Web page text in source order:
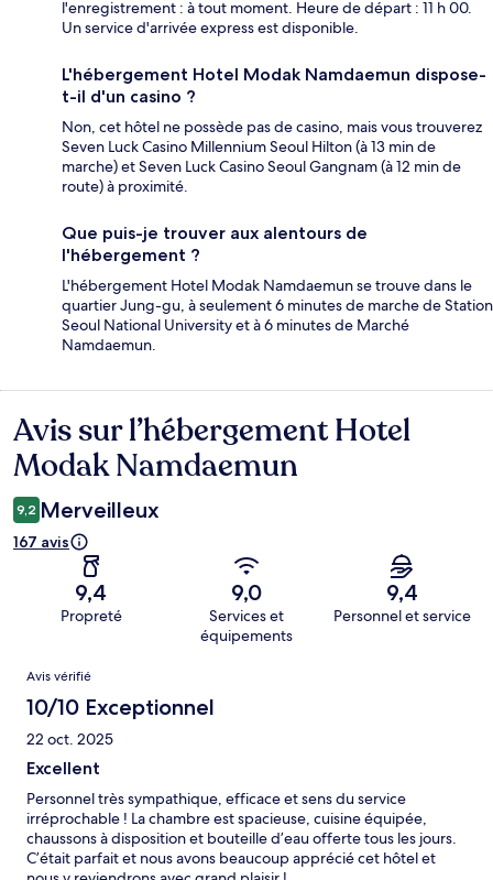
l'enregistrement : à tout moment. Heure de départ : 11 h 00.
Un service d'arrivée express est disponible.
L'hébergement Hotel Modak Namdaemun dispose-
t-il d'un casino ?
Non, cet hôtel ne possède pas de casino, mais vous trouverez
Seven Luck Casino Millennium Seoul Hilton (à 13 min de
marche) et Seven Luck Casino Seoul Gangnam (à 12 min de
route) à proximité.
Que puis-je trouver aux alentours de
l'hébergement ?
L'hébergement Hotel Modak Namdaemun se trouve dans le
quartier Jung-gu, à seulement 6 minutes de marche de Station
Seoul National University et à 6 minutes de Marché
Namdaemun.
Avis
Avis sur l’hébergement Hotel
Modak Namdaemun
9,2 Merveilleux
167 avis
9,4
Propreté
9,0
Services et
équipements
9,4
Personnel et service
Avis
Avis vérifié
10/10 Exceptionnel
22 oct. 2025
Excellent
Personnel très sympathique, efficace et sens du service
irréprochable ! La chambre est spacieuse, cuisine équipée,
chaussons à disposition et bouteille d’eau offerte tous les jours.
C’était parfait et nous avons beaucoup apprécié cet hôtel et